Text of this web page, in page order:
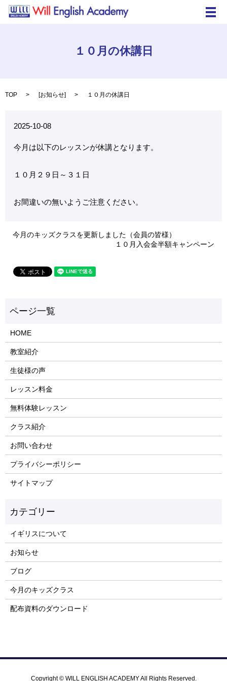
メ
１０月の休講日
TOP [お知らせ] １０月の休講日
2025-10-08
今月は以下のレッスンが休講となります。
１０月２９日～３１日
お間違いの無いようご注意ください。
今月のキッズクラスを更新しました（会員の皆様）
１０月入会金半額キャンペーン
HOME
教室紹介
生徒様の声
レッスン料金
無料体験レッスン
クラス紹介
お問い合わせ
プライバシーポリシー
サイトマップ
イギリスについて
お知らせ
ブログ
今月のキッズクラス
配布資料のダウンロード
Copyright © WILL ENGLISH ACADEMY All Rights Reserved.